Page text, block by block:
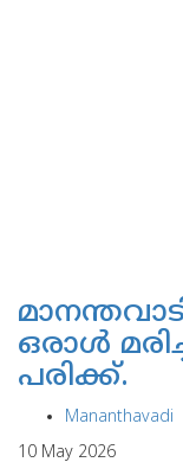
ഒരാള്‍
പരിക്ക്.
Mananthavadi
10 May 2026